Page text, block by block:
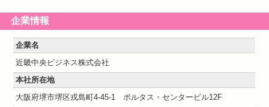
企業情報
企業名
近畿中央ビジネス株式会社
本社所在地
大阪府堺市堺区戎島町4-45-1 ポルタス・センタービル12F